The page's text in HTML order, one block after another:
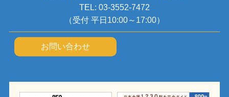
TEL: 03-3552-7472
（受付 平日10:00～17:00）
お問い合わせ